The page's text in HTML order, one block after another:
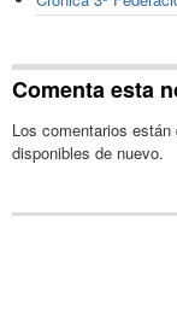
Comenta esta
Los comentarios
disponibles de nuevo.